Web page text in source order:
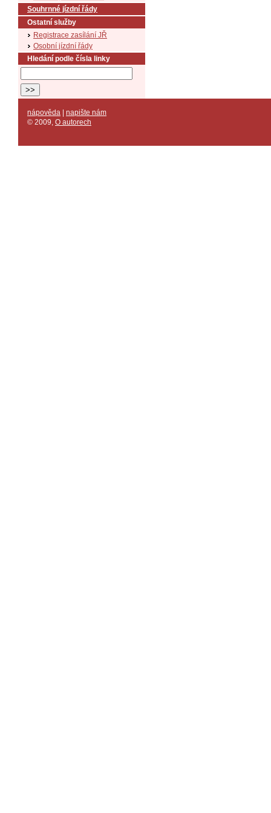
Souhrnné jízdní řády
Ostatní služby
Registrace zasílání JŘ
Osobní jízdní řády
Hledání podle čísla linky
nápověda
napište nám
© 2009, O autorech